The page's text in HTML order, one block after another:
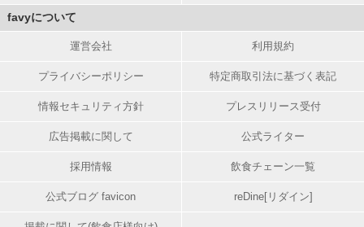
favyについて
運営会社 利用規約
プライバシーポリシー 特定商取引法に基づく表記
情報セキュリティ方針 プレスリリース受付
広告掲載に関して 公式ライター
採用情報 飲食チェーン一覧
公式ブログ favicon reDine[リダイン]